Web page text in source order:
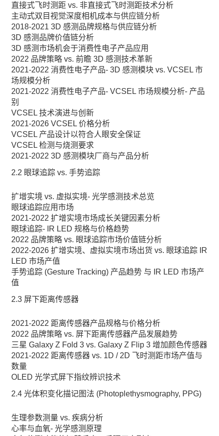
直接式飞时测距 vs. 非直接式飞时测距技术分析
主动式双目视觉深度相机成本与供应链分析
2018-2021 3D 感测品牌规格与供应链分析
3D 感测品牌价值链分析
3D 感测市场机会于消费性电子产品应用
2022 品牌策略 vs. 前瞻 3D 感测技术革新
2021-2022 消费性电子产品- 3D 感测模块 vs. VCSEL 市
场规模分析
2021-2022 消费性电子产品- VCSEL 市场规模分析- 产品
别
VCSEL 技术演进与创新
2021-2026 VCSEL 价格分析
VCSEL 产品设计以符合人眼安全保证
VCSEL 检测与烧测要求
2021-2022 3D 感测模块厂商与产品分析
2.2 眼球追踪 vs. 手势追踪
扩增实境 vs. 虚拟实境- 光学感测技术总览
眼球追踪应用市场
2021-2022 扩增实境市场成长关键因素分析
眼球追踪- IR LED 规格与价格趋势
2022 品牌策略 vs. 眼球追踪市场价值链分析
2022-2026 扩增实境、虚拟实境市场出货 vs. 眼球追踪 IR
LED 市场产值
手势追踪 (Gesture Tracking) 产品趋势 与 IR LED 市场产
值
2.3 屏下距离传感器
2021-2022 距离传感器产品规格与价格分析
2022 品牌策略 vs. 屏下距离传感器产品发展趋势
三星 Galaxy Z Fold 3 vs. Galaxy Z Flip 3 增加颜色传感器
2021-2022 距离传感器 vs. 1D / 2D 飞时测距市场产值与
数量
OLED 光学式屏下指纹辨识技术
2.4 光体积变化描记图法 (Photoplethysmography, PPG)
生理参数测量 vs. 疾病分析
心率与血氧- 光学感测原理